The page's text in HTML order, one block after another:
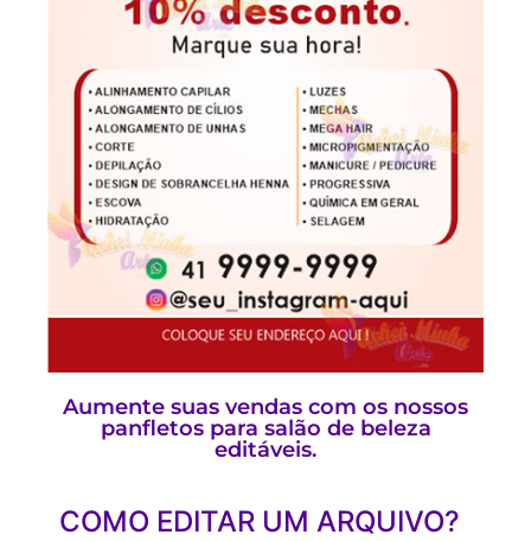
Aumente suas vendas com os nossos
panfletos para salão de beleza
editáveis.
COMO EDITAR UM ARQUIVO?